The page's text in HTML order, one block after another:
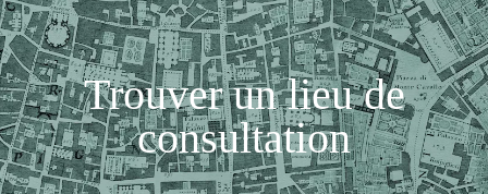
Trouver un lieu de
consultation